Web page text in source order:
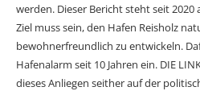
werden. Dieser Bericht steht seit 2020
Ziel muss sein, den Hafen Reisholz
bewohnerfreundlich zu entwickeln.
Hafenalarm seit 10 Jahren ein. DIE
dieses Anliegen seither auf der